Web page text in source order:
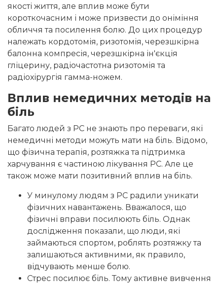
якості життя, але вплив може бути
короткочасним і може призвести до оніміння
обличчя та посилення болю. До цих процедур
належать кордотомія, ризотомія, черезшкірна
балонна компресія, черезшкірна ін'єкція
гліцерину, радіочастотна ризотомія та
радіохірургія гамма-ножем.
Вплив немедичних методів на
біль
Багато людей з РС не знають про переваги, які
немедичні методи можуть мати на біль. Відомо,
що фізична терапія, розтяжка та підтримка
харчування є частиною лікування РС. Але це
також може мати позитивний вплив на біль.
У минулому людям з РС радили уникати
фізичних навантажень. Вважалося, що
фізичні вправи посилюють біль. Однак
дослідження показали, що люди, які
займаються спортом, роблять розтяжку та
залишаються активними, як правило,
відчувають менше болю.
Стрес посилює біль. Тому активне вивчення